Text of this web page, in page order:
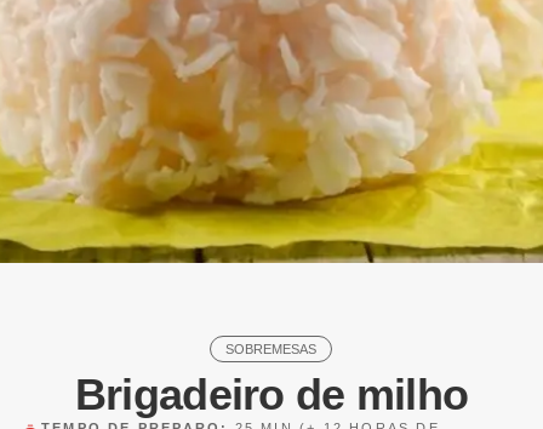
SOBREMESAS
Brigadeiro de milho